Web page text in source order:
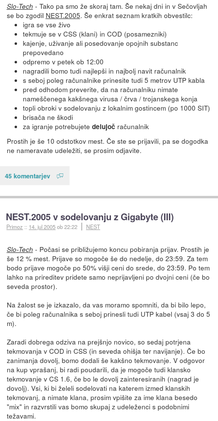
Slo-Tech - Tako pa smo že skoraj tam. Še nekaj dni in v Sečovljah
se bo zgodil NEST.2005. Še enkrat seznam kratkih obvestilc:
igra se vse živo
tekmuje se v CSS (klani) in COD (posamezniki)
kajenje, uživanje ali posedovanje opojnih substanc
prepovedano
odpremo v petek ob 12:00
nagradili bomo tudi najlepši in najbolj navit računalnik
s seboj poleg računalnike prinesite tudi 5 metrov UTP kabla
pred odhodom preverite, da na računalniku nimate
nameščenega kakšnega virusa / črva / trojanskega konja
topli obroki v sodelovanju z lokalnim gostincem (po 1000 SIT)
brisača ne škodi
za igranje potrebujetedelujoč računalnik
Prostih je še 10 odstotkov mest. Če ste se prijavili, pa se dogodka
ne nameravate udeležiti, se prosim odjavite.
45 komentarjev
NEST.2005 v sodelovanju z Gigabyte (III)
Primoz :: 14. jul 2005ob 22:22 NEST
Slo-Tech - Počasi se približujemo koncu pobiranja prijav. Prostih je
še 12 % mest. Prijave so mogoče še do nedelje, do 23:59. Za tem
bodo prijave mogoče po 50% višji ceni do srede, do 23:59. Po tem
lahko na prireditev pridete samo neprijavljeni po dvojni ceni (če bo
seveda prostor).
Na žalost se je izkazalo, da vas moramo spomniti, da bi bilo lepo,
če bi poleg računalnika s seboj prinesli tudi UTP kabel (vsaj 3 do 5
m).
Zaradi dobrega odziva na prejšnjo novico, so sedaj potrjena
tekmovanja v COD in CSS (in seveda ohišja ter navijanje). Če bo
zanimanja dovolj, bomo dodali še kakšno tekmovanje. V odgovor
na kup vprašanj, bi radi poudarili, da je mogoče tudi klansko
tekmovanje v CS 1.6, če bo le dovolj zainteresiranih (nagrad je
dovolj). Vsi, ki bi želeli sodelovati na katerem izmed klanskih
tekmovanj, a nimate klana, prosim vpišite za ime klana besedo
"mix" in razvrstili vas bomo skupaj z udeleženci s podobnimi
težavami.